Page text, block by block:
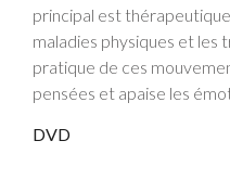
principal est
maladies physiques et les
pratique de ces
pensées et apaise les
DVD